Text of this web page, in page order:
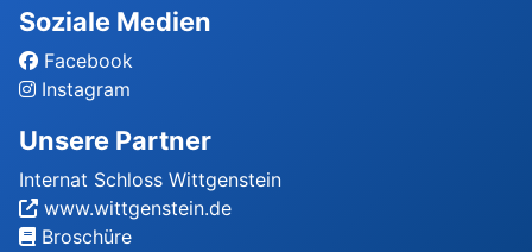
Soziale Medien
Facebook
Instagram
Unsere Partner
Internat Schloss Wittgenstein
www.wittgenstein.de
Broschüre